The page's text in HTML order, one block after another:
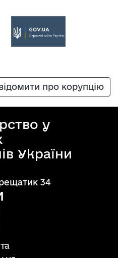
про корупцію
у
України
34